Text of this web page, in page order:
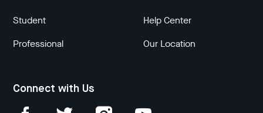
Student
Professional
Help Center
Our Location
Connect with Us